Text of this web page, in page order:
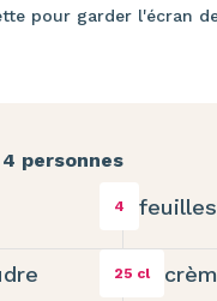
pour garder l'écran
4 personnes
4
25 cl